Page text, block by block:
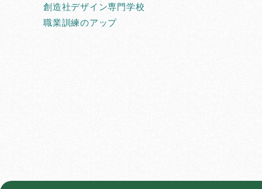
創造社デザイン専門学校
職業訓練のアップ